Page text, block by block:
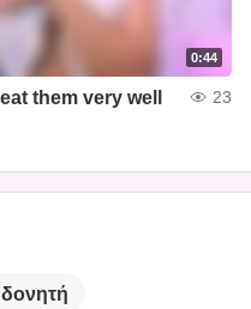
0:44
them very well 23